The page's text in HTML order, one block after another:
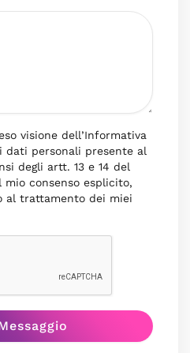
visione dell’Informativa
personali presente al
degli artt. 13 e 14 del
mio consenso esplicito,
al trattamento dei miei